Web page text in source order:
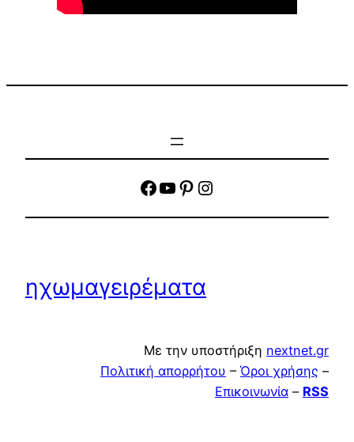
facebook
YouTube
Pinterest
Instagram
ηχωμαγειρέματα
Με την υποστήριξη nextnet.gr
Πολιτική απορρήτου – Όροι χρήσης –
Επικοινωνία – RSS